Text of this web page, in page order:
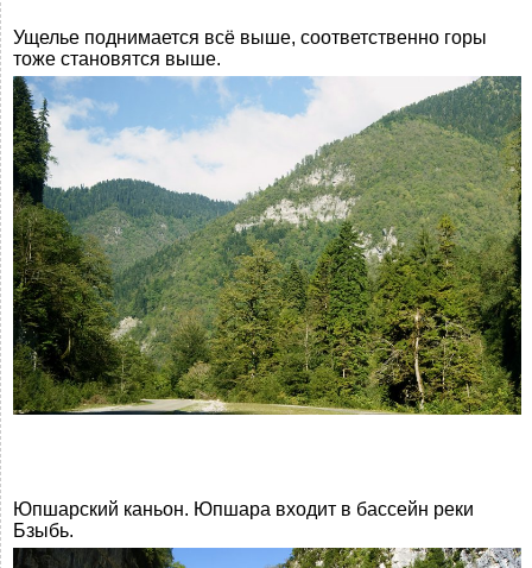
Ущелье поднимается всё выше, соответственно горы
тоже становятся выше.
Юпшарский каньон. Юпшара входит в бассейн реки
Бзыбь.